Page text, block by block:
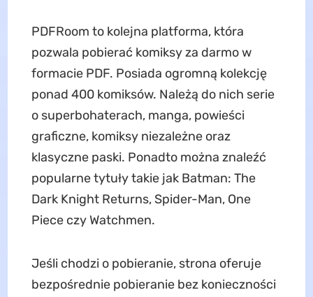
PDFRoom to kolejna platforma, która
pozwala pobierać komiksy za darmo w
formacie PDF. Posiada ogromną kolekcję
ponad 400 komiksów. Należą do nich serie
o superbohaterach, manga, powieści
graficzne, komiksy niezależne oraz
klasyczne paski. Ponadto można znaleźć
popularne tytuły takie jak Batman: The
Dark Knight Returns, Spider-Man, One
Piece czy Watchmen.
Jeśli chodzi o pobieranie, strona oferuje
bezpośrednie pobieranie bez konieczności